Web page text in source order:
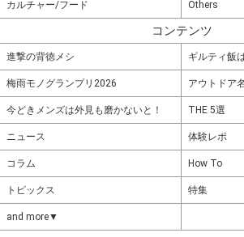
カルチャー/フード Others
コンテンツ
進撃の背徳メシ ギルティ飯
梅雨モノグランプリ2026 アウトドア
今どきメンズは外見も磨かないと！ THE 5選
ニュース 体験レポ
コラム How To
トピックス 特集
and more▼